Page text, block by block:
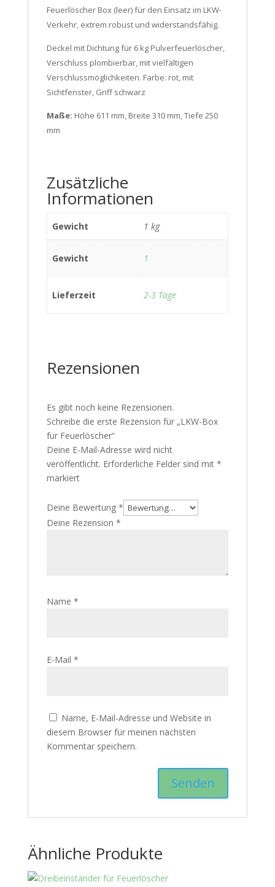
Feuerlöscher Box (leer) für den Einsatz im LKW-
Verkehr, extrem robust und widerstandsfähig.
Deckel mit Dichtung für 6 kg Pulverfeuerlöscher,
Verschluss plombierbar, mit vielfältigen
Verschlussmöglichkeiten. Farbe: rot, mit
Sichtfenster, Griff schwarz
Maße: Höhe 611 mm, Breite 310 mm, Tiefe 250
mm
Zusätzliche
Informationen
Gewicht 1 kg
Gewicht 1
Lieferzeit 2-3 Tage
Rezensionen
Es gibt noch keine Rezensionen.
Schreibe die erste Rezension für „LKW-Box
für Feuerlöscher“
Deine E-Mail-Adresse wird nicht
veröffentlicht. Erforderliche Felder sind mit *
markiert
Deine Bewertung *
Deine Rezension *
Name *
E-Mail *
Name, E-Mail-Adresse und Website in
diesem Browser für meinen nächsten
Kommentar speichern.
Ähnliche Produkte